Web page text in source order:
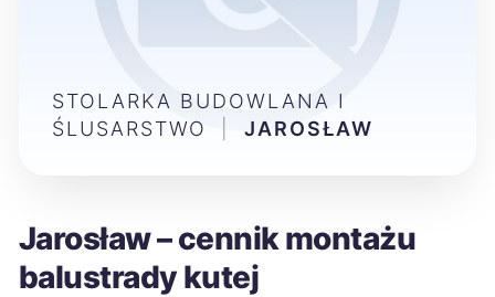
Jarosław – cennik montażu
balustrady kutej
STOLARKA BUDOWLANA I
ŚLUSARSTWO
JAROSŁAW